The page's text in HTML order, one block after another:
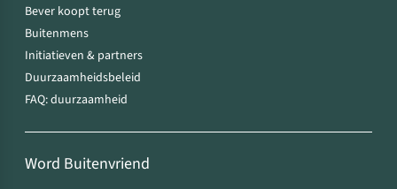
Bever koopt terug
Buitenmens
Initiatieven & partners
Duurzaamheidsbeleid
FAQ: duurzaamheid
Word Buitenvriend